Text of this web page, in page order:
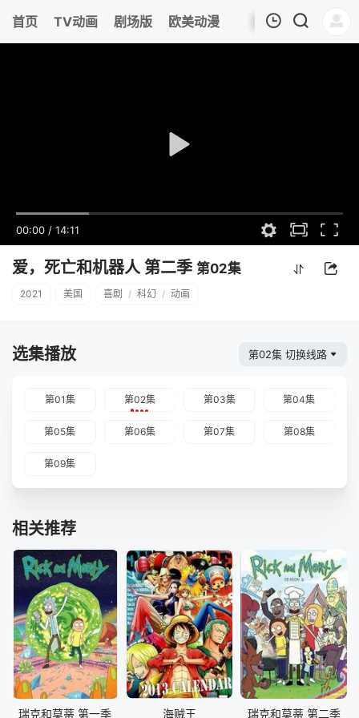
首页 TV动画 剧场版 欧美动漫
00:00 / 14:11
爱，死亡和机器人 第二季 第02集
2021 美国 喜剧 / 科幻 / 动画
选集播放 第02集 切换线路
第01集 第02集 第03集 第04集
第05集 第06集 第07集 第08集
第09集
相关推荐
瑞克和莫蒂 第一季 海贼王 瑞克和莫蒂 第二季